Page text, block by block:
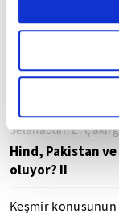
6698 sayılı
okumak ve
gerçekleştirilen
detaylı bilgi
İslamcılık
31 Mart 2024
dünyasında büyük sevinç dalgası oluşturdu ve hattâ daha da
Selahaddin E.
Hind, Pakistan
oluyor? II
Keşmir konusunun en can